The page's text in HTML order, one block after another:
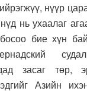
нүүр
нь ухаалаг
бие хүн
засаг төр,
Азийн